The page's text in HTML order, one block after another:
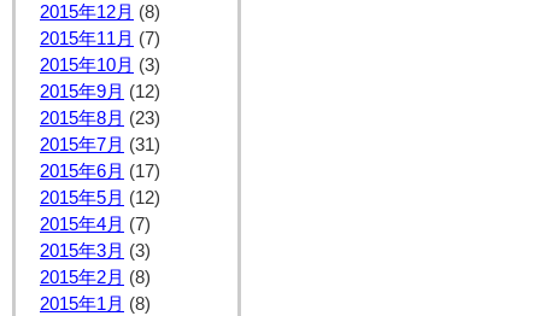
2015年12月 (8)
2015年11月 (7)
2015年10月 (3)
2015年9月 (12)
2015年8月 (23)
2015年7月 (31)
2015年6月 (17)
2015年5月 (12)
2015年4月 (7)
2015年3月 (3)
2015年2月 (8)
2015年1月 (8)